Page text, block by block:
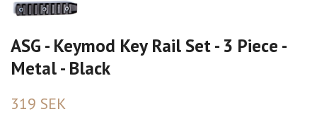
ASG - Keymod Key Rail Set - 3 Piece -
Metal - Black
319 SEK